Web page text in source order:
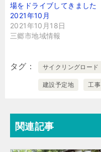
場をドライブしてきました
2021年10月
2021年10月18日
三郷市地域情報
タグ サイクリングロード
建設予定地 工事
関連記事